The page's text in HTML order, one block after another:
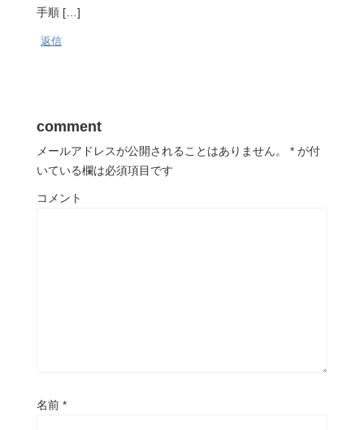
手順 […]
返信
comment
メールアドレスが公開されることはありません。 * が付
いている欄は必須項目です
コメント
名前 *